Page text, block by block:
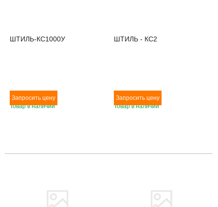
ШТИЛЬ-КС1000У
Товар в наличии
ШТИЛЬ - КС2
Товар в наличии